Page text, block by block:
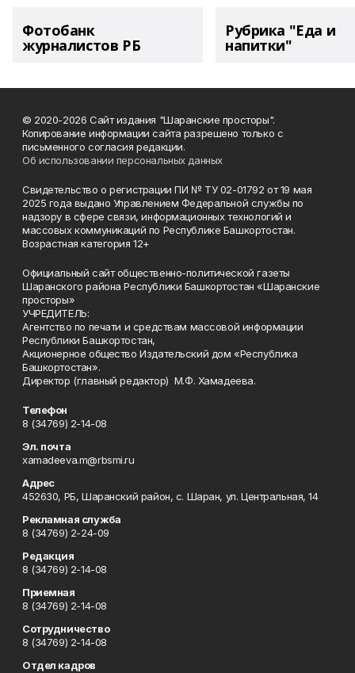
Фотобанк
журналистов РБ
Рубрика "Еда и
напитки"
© 2020-2026 Сайт издания "Шаранские просторы".
Копирование информации сайта разрешено только с
письменного согласия редакции.
Об использовании персональных данных
Свидетельство о регистрации ПИ № ТУ 02-01792 от 19 мая
2025 года выдано Управлением Федеральной службы по
надзору в сфере связи, информационных технологий и
массовых коммуникаций по Республике Башкортостан.
Возрастная категория 12+
Официальный сайт общественно-политической газеты
Шаранского района Республики Башкортостан «Шаранские
просторы»
УЧРЕДИТЕЛЬ:
Агентство по печати и средствам массовой информации
Республики Башкортостан,
Акционерное общество Издательский дом «Республика
Башкортостан».
Директор (главный редактор) М.Ф. Хамадеева.
Телефон
8 (34769) 2-14-08
Эл. почта
xamadeeva.m@rbsmi.ru
Адрес
452630, РБ, Шаранский район, с. Шаран, ул. Центральная, 14
Рекламная служба
8 (34769) 2-24-09
Редакция
8 (34769) 2-14-08
Приемная
8 (34769) 2-14-08
Сотрудничество
8 (34769) 2-14-08
Отдел кадров